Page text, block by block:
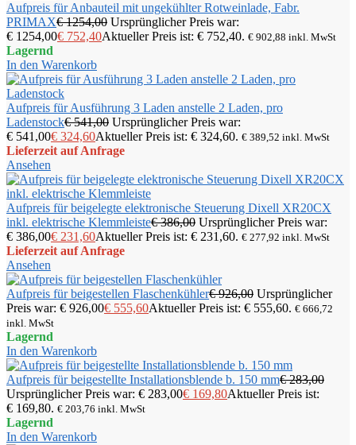
Aufpreis für Anbauteil mit ungekühlter Rotweinlade, Fabr.
PRIMAX€1254,00 Ursprünglicher Preis war:
€ 1254,00€ 752,40Aktueller Preis ist: € 752,40. € 902,88 inkl. MwSt
Lagernd
In den Warenkorb
Aufpreis für Ausführung 3 Laden anstelle 2 Laden, pro
Ladenstock€541,00 Ursprünglicher Preis war:
€ 541,00€ 324,60Aktueller Preis ist: € 324,60. € 389,52 inkl. MwSt
Lieferzeit auf Anfrage
Ansehen
Aufpreis für beigelegte elektronische Steuerung Dixell XR20CX
inkl. elektrische Klemmleiste€386,00 Ursprünglicher Preis war:
€ 386,00€ 231,60Aktueller Preis ist: € 231,60. € 277,92 inkl. MwSt
Lieferzeit auf Anfrage
Ansehen
Aufpreis für beigestellen Flaschenkühler€926,00 Ursprünglicher
Preis war: € 926,00€ 555,60Aktueller Preis ist: € 555,60. € 666,72
inkl. MwSt
Lagernd
In den Warenkorb
Aufpreis für beigestellte Installationsblende b. 150 mm€283,00
Ursprünglicher Preis war: € 283,00€ 169,80Aktueller Preis ist:
€ 169,80. € 203,76 inkl. MwSt
Lagernd
In den Warenkorb